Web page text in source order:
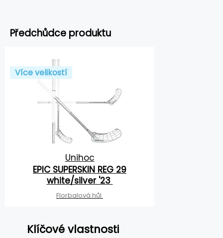
Předchůdce produktu
Více velikostí
Unihoc
EPIC SUPERSKIN REG 29
white/silver '23
Florbalová hůl
Klíčové vlastnosti